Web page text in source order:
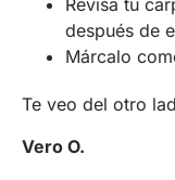
Revisa tu
después de
Márcalo
Te veo del otro
Vero O.